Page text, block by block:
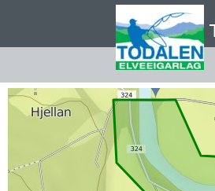
hovedinnhold